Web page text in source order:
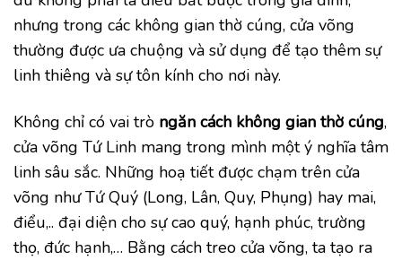
nhưng trong các không gian thờ cúng, cửa võng
thường được ưa chuộng và sử dụng để tạo thêm sự
linh thiêng và sự tôn kính cho nơi này.
Không chỉ có vai trò ngăn cách không gian thờ cúng,
cửa võng Tứ Linh mang trong mình một ý nghĩa tâm
linh sâu sắc. Những hoạ tiết được chạm trên cửa
võng như Tứ Quý (Long, Lân, Quy, Phụng) hay mai,
điểu,.. đại diện cho sự cao quý, hạnh phúc, trường
thọ, đức hạnh,… Bằng cách treo cửa võng, ta tạo ra